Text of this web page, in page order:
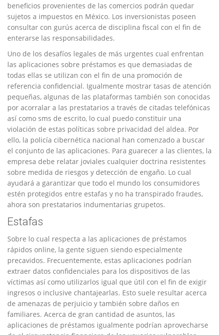
beneficios provenientes de las comercios podrán quedar
sujetos a impuestos en México. Los inversionistas poseen
consultar con gurús acerca de disciplina fiscal con el fin de
enterarse las responsabilidades.
Uno de los desafíos legales de más urgentes cual enfrentan
las aplicaciones sobre préstamos es que demasiadas de
todas ellas se utilizan con el fin de una promoción de
referencia confidencial. Igualmente mostrar tasas de atención
pequeñas, algunas de las plataformas también son conocidas
por acorralar a las prestatarios a través de citadas telefónicas
así­ como sms de escrito, lo cual puedo constituir una
violación de estas políticas sobre privacidad del aldea. Por
ello, la policía cibernética nacional han comenzado a buscar
el conjunto de las aplicaciones. Para guarecer a las clientes, la
empresa debe relatar joviales cualquier doctrina resistentes
sobre medida de riesgos y detección de engaño. Lo cual
ayudará a garantizar que todo el mundo los consumidores
estén protegidos entre estafas y no ha transpirado fraudes,
ahora son prestatarios indumentarias grupetos.
Estafas
Sobre lo cual respecta a las aplicaciones de préstamos
rápidos online, la gente siguen siendo especialmente
precavidos. Frecuentemente, estas aplicaciones podrían
extraer datos confidenciales para los dispositivos de las
víctimas así­ como utilizarlos igual que útil con el fin de exigir
ingresos o inclusive chantajearlas. Esto suele resultar acerca
de amenazas de perjuicio y también sobre daños en
familiares. Acerca de gran cantidad de asuntos, las
aplicaciones de préstamos igualmente podrían aprovecharse